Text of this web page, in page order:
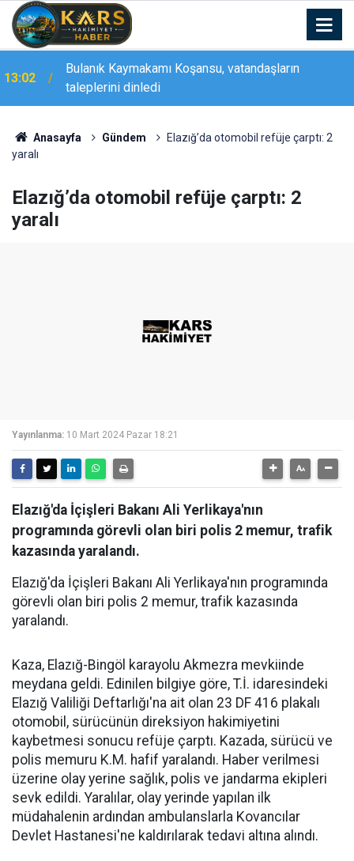
13:02
Bulanık Kaymakamı Koşansu, vatandaşların
taleplerini dinledi
Anasayfa Gündem
Elazığ’da otomobil refüje çarptı: 2
yaralı
Elazığ’da otomobil refüje çarptı: 2
yaralı
Yayınlanma: 10 Mart 2024 Pazar 18:21
Elazığ'da İçişleri Bakanı Ali Yerlikaya'nın
programında görevli olan biri polis 2 memur, trafik
kazasında yaralandı.
Elazığ'da İçişleri Bakanı Ali Yerlikaya'nın programında
görevli olan biri polis 2 memur, trafik kazasında
yaralandı.
Kaza, Elazığ-Bingöl karayolu Akmezra mevkiinde
meydana geldi. Edinilen bilgiye göre, T.İ. idaresindeki
Elazığ Valiliği Deftarlığı'na ait olan 23 DF 416 plakalı
otomobil, sürücünün direksiyon hakimiyetini
kaybetmesi sonucu refüje çarptı. Kazada, sürücü ve
polis memuru K.M. hafif yaralandı. Haber verilmesi
üzerine olay yerine sağlık, polis ve jandarma ekipleri
sevk edildi. Yaralılar, olay yerinde yapılan ilk
müdahalenin ardından ambulanslarla Kovancılar
Devlet Hastanesi'ne kaldırılarak tedavi altına alındı.